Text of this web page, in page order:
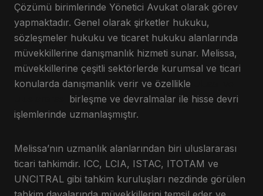
Çözümü birimlerinde Yönetici Avukat olarak görev
yapmaktadır. Genel olarak şirketler hukuku,
sözleşmeler hukuku ve ticaret hukuku alanlarında
müvekkillerine danışmanlık hizmeti sunar. Melissa,
müvekkillerine çeşitli sektörlerde kurumsal ve ticari
konularda danışmanlık verir ve özellikle
birleşme ve devralmalar ile hisse devri
işlemlerinde uzmanlaşmıştır.
Melissa’nın uzmanlık alanlarından biri uluslararası
ticari tahkimdir. ICC, LCIA, ISTAC, ITOTAM ve
UNCITRAL gibi tahkim kuruluşları nezdinde görülen